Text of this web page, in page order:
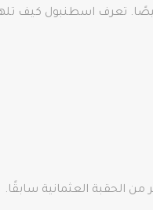
خصيصًا. تعرف اسطنبول كيف
الحقبة العثمانية سابقًا.